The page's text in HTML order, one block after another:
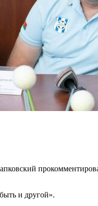
и другой».